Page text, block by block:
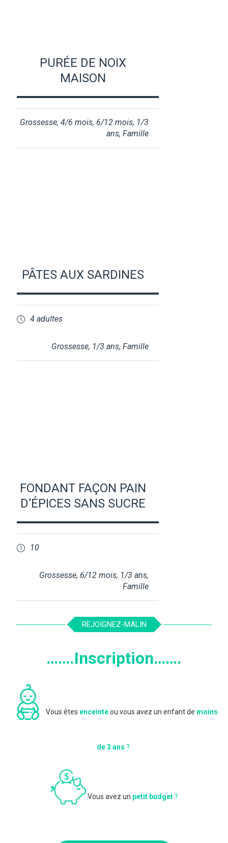
PURÉE DE NOIX
MAISON
Grossesse,4/6 mois, 6/12 mois, 1/3
ans,Famille
PÂTES AUX SARDINES
4 adultes
Grossesse, 1/3 ans,Famille
FONDANT FAÇON PAIN
D’ÉPICES SANS SUCRE
10
Grossesse, 6/12 mois, 1/3 ans,
Famille
REJOIGNEZ-MALIN
…….Inscription…….
Vous êtes enceinteou vous avez un enfant de moins
de 3 ans ?
Vous avez un petit budget?